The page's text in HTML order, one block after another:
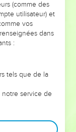
ÉVITER LES
les erreurs
même que ce
et responsables
que leurs erreurs
(comme des
utilisateur) et
vos
dans
:
tels que de la
service de